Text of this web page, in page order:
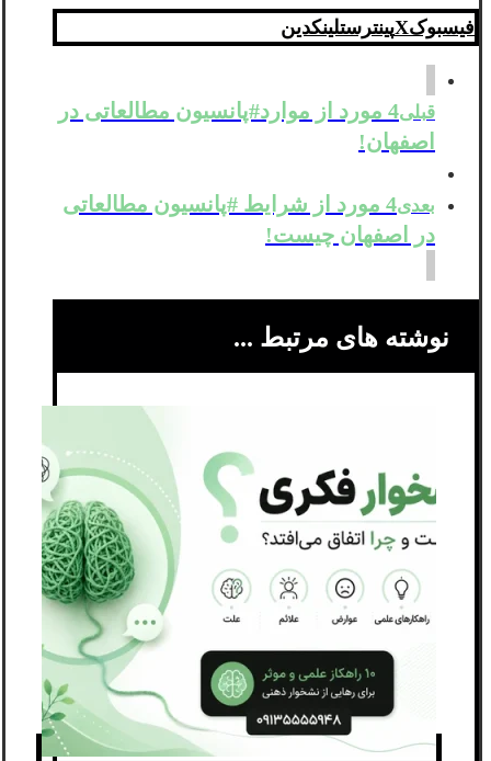
فیسبوکXپینترستلینکدین
قبلی
4 مورد از موارد#پانسیون مطالعاتی در
اصفهان!
بعدی
4 مورد از شرایط #پانسیون مطالعاتی
در اصفهان چیست!
نوشته های مرتبط ...